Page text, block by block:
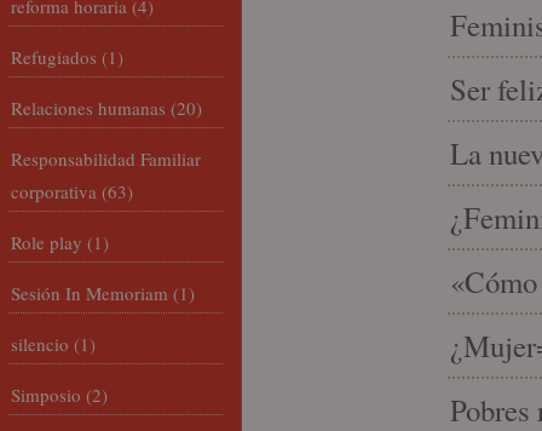
Ser
La
reforma horaria (4)
Refugiados (1)
Relaciones humanas (20)
Responsabilidad Familiar
corporativa (63)
Role play (1)
Sesión In Memoriam (1)
silencio (1)
Simposio (2)